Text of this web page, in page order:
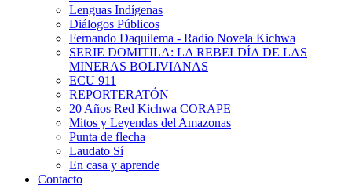
Lenguas Indígenas
Diálogos Públicos
Fernando Daquilema - Radio Novela Kichwa
SERIE DOMITILA: LA REBELDÍA DE LAS
MINERAS BOLIVIANAS
ECU 911
REPORTERATÓN
20 Años Red Kichwa CORAPE
Mitos y Leyendas del Amazonas
Punta de flecha
Laudato Sí
En casa y aprende
Contacto